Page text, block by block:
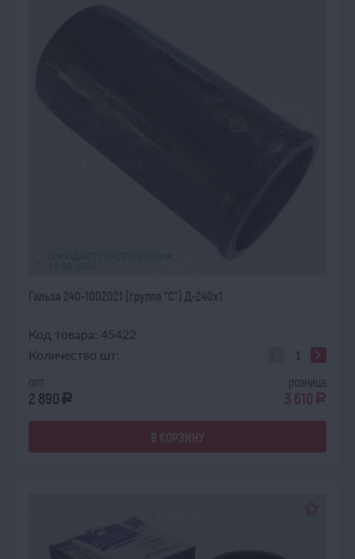
ОЖИДАЕТ ПОСТУПЛЕНИЯ
14.08.2026
Гильза 240-1002021 (группа "С") Д-240х1
Код товара: 45422
Количество шт:
опт
2 890 a
розница
3 610 a
В КОРЗИНУ